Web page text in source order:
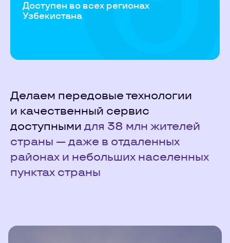
Доступен во всех регионах
Узбекистана
Делаем передовые технологии
и качественный сервис
доступными для 38 млн жителей
страны — даже в отдаленных
районах и небольших населенных
пунктах страны